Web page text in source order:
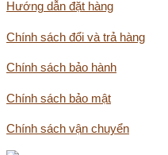
Hướng dẫn đặt hàng
Chính sách đổi và trả hàng
Chính sách bảo hành
Chính sách bảo mật
Chính sách vận chuyển